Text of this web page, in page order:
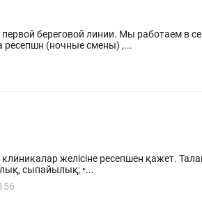
береговой линии. Мы работаем в
ресепшн (ночные смены) ,...
желісіне ресепшен қажет.
сыпайылық; •...